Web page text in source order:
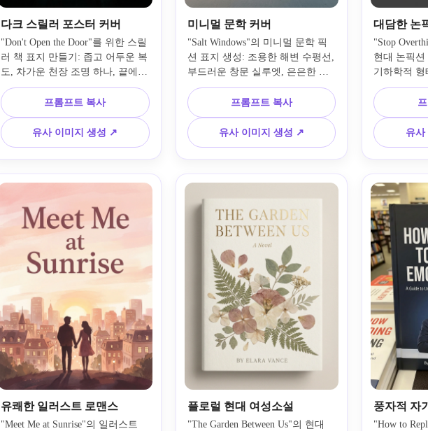
다크 스릴러 포스터 커버
"Don't Open the Door"를 위한 스릴
러 책 표지 만들기: 좁고 어두운 복
도, 차가운 천장 조명 하나, 끝에
불길한 실루엣, 검정 빨강 차콜 색
상 조합, 시네마틱 대비, 미세한 입
자 효과, 현대 베스트셀러 분위기,
대담한 제목 배치를 위한 강렬한
네거티브 스페이스.
프롬프트 복사
유사 이미지 생성 ↗
미니멀 문학 커버
"Salt Windows"의 미니멀 문학 픽
션 표지 생성: 조용한 해변 수평선,
부드러운 창문 실루엣, 은은한 모
래와 먼지블루 색상, 세련된 네거
티브 스페이스, 현대적인 인디 출
판 스타일링, 미묘한 종이 질감, 평
온한 분위기, 세리프 제목 및 저자
텍스트 공간.
프롬프트 복사
유사 이미지 생성 ↗
대담한 논
"Stop
현대 논픽
기하학적
블록, 깨끗
선명한 타이
비, 전문적
이아웃, 세
로 실물처
유
유쾌한 일러스트 로맨스
"Meet Me at Sunrise"의 일러스트
플로럴 현대 여성소설
"The Garden Between Us"의 현대
풍자적 자
"How to